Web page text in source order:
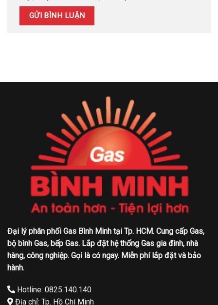
Đại lý phân phối Gas Bình Minh tại Tp. HCM. Cung cấp Gas,
bộ bình Gas, bếp Gas. Lắp đặt hệ thống Gas gia đình, nhà
hàng, công nghiệp. Gọi là có ngay. Miễn phí lắp đặt và bảo
hành.
Hotline: 0825.140.140
Địa chỉ: Tp. Hồ Chí Minh